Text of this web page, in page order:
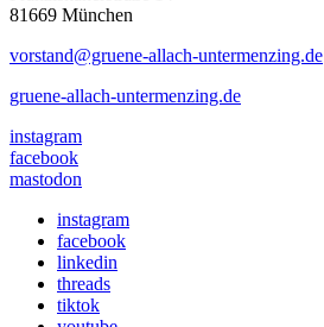
81669 München
vorstand@gruene-allach-untermenzing.de
gruene-allach-untermenzing.de
instagram
facebook
mastodon
instagram
facebook
linkedin
threads
tiktok